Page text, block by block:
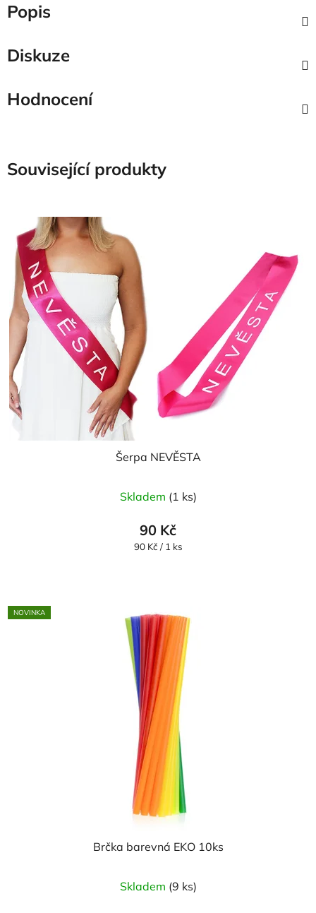
Popis
Diskuze
Hodnocení
Související produkty
Šerpa NEVĚSTA
Skladem (1 ks)
90 Kč
Měrná
90 Kč / 1 ks
NOVINKA
Brčka barevná EKO 10ks
Skladem (9 ks)